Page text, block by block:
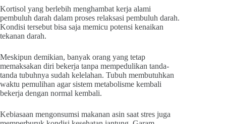
Kortisol yang berlebih menghambat kerja alami
pembuluh darah dalam proses relaksasi pembuluh darah.
Kondisi tersebut bisa saja memicu potensi kenaikan
tekanan darah.
Meskipun demikian, banyak orang yang tetap
memaksakan diri bekerja tanpa mempedulikan tanda-
tanda tubuhnya sudah kelelahan. Tubuh membutuhkan
waktu pemulihan agar sistem metabolisme kembali
bekerja dengan normal kembali.
Kebiasaan mengonsumsi makanan asin saat stres juga